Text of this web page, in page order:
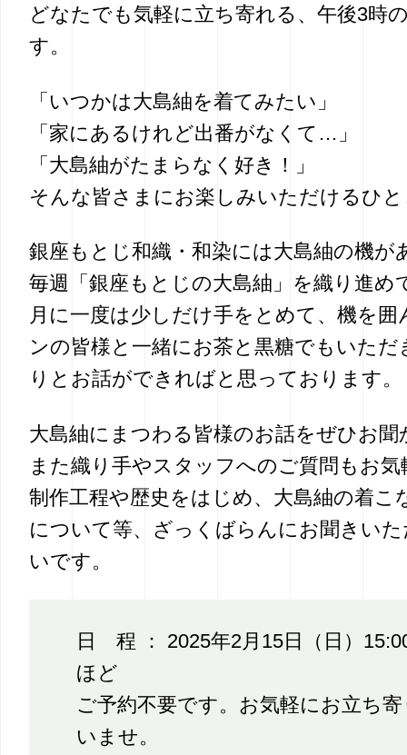
どなたでも気軽に立ち寄れる、午後3時
す。
「いつかは大島紬を着てみたい」
「家にあるけれど出番がなくて…」
「大島紬がたまらなく好き！」
そんな皆さまにお楽しみいただけるひ
銀座もとじ和織・和染には大島紬の機が
毎週「銀座もとじの大島紬」を織り進め
月に一度は少しだけ手をとめて、機を囲
ンの皆様と一緒にお茶と黒糖でもいた
りとお話ができればと思っております。
大島紬にまつわる皆様のお話をぜひお
また織り手やスタッフへのご質問もお気
制作工程や歴史をはじめ、大島紬の着こ
について等、ざっくばらんにお聞きい
いです。
日 程 ： 2025年2月15日（日）
ほど
ご予約不要です。お気軽にお立ち
いませ。